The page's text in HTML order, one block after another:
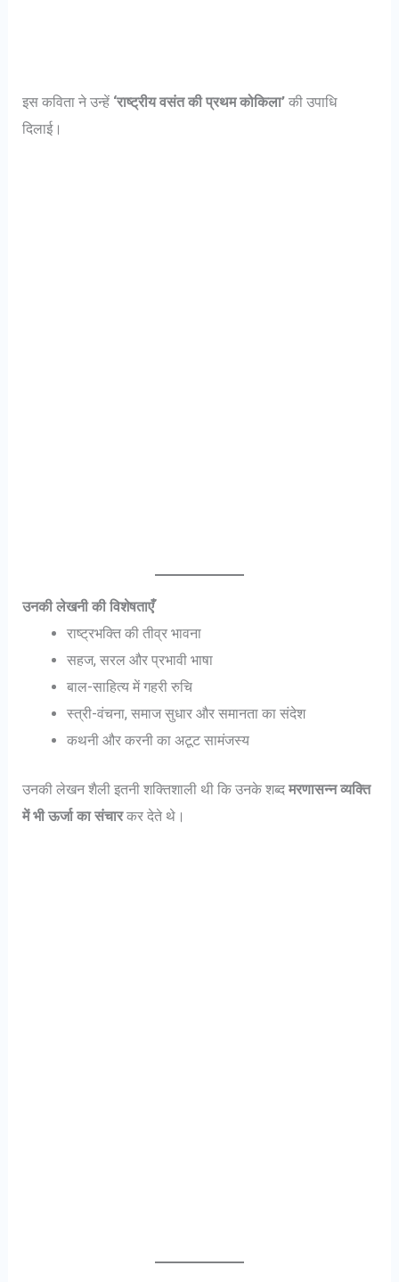
इस कविता ने उन्हें ‘राष्ट्रीय वसंत की प्रथम कोकिला’ की उपाधि
दिलाई।
उनकी लेखनी की विशेषताएँ
राष्ट्रभक्ति की तीव्र भावना
सहज, सरल और प्रभावी भाषा
बाल-साहित्य में गहरी रुचि
स्त्री-वंचना, समाज सुधार और समानता का संदेश
कथनी और करनी का अटूट सामंजस्य
उनकी लेखन शैली इतनी शक्तिशाली थी कि उनके शब्दमरणासन्न व्यक्ति
में भी ऊर्जा का संचारकर देते थे।